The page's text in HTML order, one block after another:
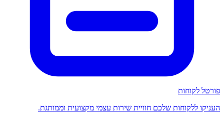
פורטל לקוחות
העניקו ללקוחות שלכם חוויית שירות עצמי מקצועית וממותגת.